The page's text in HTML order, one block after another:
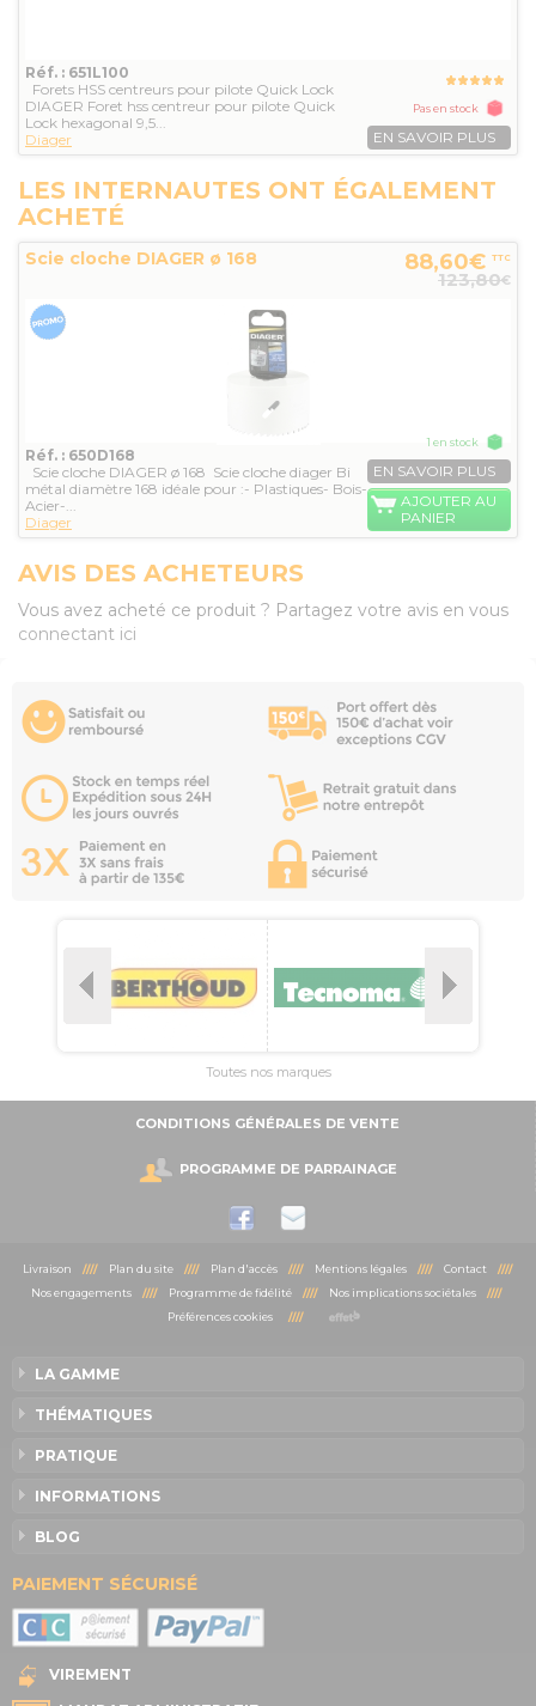
Réf. : 651L100
Forets HSS centreurs pour pilote Quick Lock
DIAGER Foret hss centreur pour pilote Quick
Lock hexagonal 9,5...
Diager
Pas en stock
EN SAVOIR PLUS
LES INTERNAUTES ONT ÉGALEMENT
ACHETÉ
Scie cloche DIAGER ø 168 88,60€ TTC
123,80€
Réf. : 650D168
Scie cloche DIAGER ø 168 Scie cloche diager Bi
métal diamètre 168 idéale pour :- Plastiques- Bois-
Acier-...
Diager
1 en stock
EN SAVOIR PLUS
AJOUTER AU
PANIER
AVIS DES ACHETEURS
Vous avez acheté ce produit ? Partagez votre avis en vous
connectant ici
Toutes nos marques
CONDITIONS GÉNÉRALES DE VENTE
PROGRAMME DE PARRAINAGE
Livraison //// Plan du site //// Plan d'accès //// Mentions légales //// Contact ////
Nos engagements//// Programme de fidélité//// Nos implications sociétales////
Préférences cookies
////
LA GAMME
THÉMATIQUES
PRATIQUE
INFORMATIONS
BLOG
PAIEMENT SÉCURISÉ
VIREMENT